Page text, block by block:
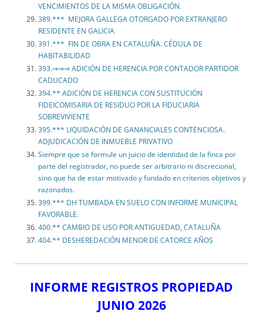
VENCIMIENTOS DE LA MISMA OBLIGACIÓN.
389.*** MEJORA GALLEGA OTORGADO POR EXTRANJERO
RESIDENTE EN GALICIA
391.*** FIN DE OBRA EN CATALUÑA. CÉDULA DE
HABITABILIDAD
393.⇒⇒⇒ ADICIÓN DE HERENCIA POR CONTADOR PARTIDOR
CADUCADO
394.** ADICIÓN DE HERENCIA CON SUSTITUCIÓN
FIDEICOMISARIA DE RESIDUO POR LA FIDUCIARIA
SOBREVIVIENTE
395.*** LIQUIDACIÓN DE GANANCIALES CONTENCIOSA.
ADJUDICACIÓN DE INMUEBLE PRIVATIVO
Siempre que se formule un juicio de identidad de la finca por
parte del registrador, no puede ser arbitrario ni discrecional,
sino que ha de estar motivado y fundado en criterios objetivos y
razonados.
399.*** DH TUMBADA EN SUELO CON INFORME MUNICIPAL
FAVORABLE.
400.** CAMBIO DE USO POR ANTIGUEDAD, CATALUÑA
404.** DESHEREDACIÓN MENOR DE CATORCE AÑOS
INFORME REGISTROS PROPIEDAD
JUNIO 2026